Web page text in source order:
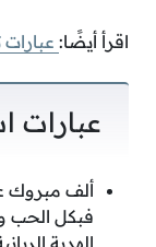
اقرأ أيضًا: عبارات
عبارات
ألف مبروك
فبكل الحب
الهدية